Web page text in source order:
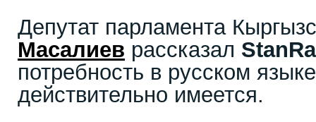
Депутат парламента
Масалиев рассказал
потребность в русском
действительно имеется.